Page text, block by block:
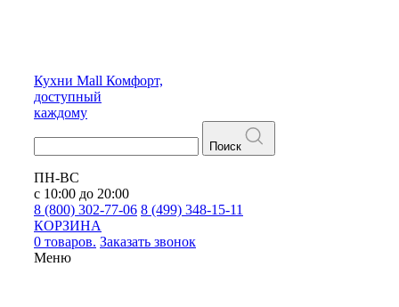
Кухни Mall Комфорт,
доступный
каждому
Поиск
ПН-ВС
с 10:00 до 20:00
8 (800) 302-77-06 8 (499) 348-15-11
КОРЗИНА
0 товаров. Заказать звонок
Меню